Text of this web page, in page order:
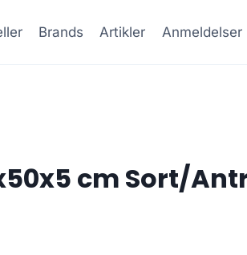
Brands Artikler Anmeldelser
cm Sort/